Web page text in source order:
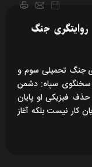
جنگ
جنگ تحمیلی سوم و
سخنگوی سپاه: دشمن
فیزیکی او پایان
کار نیست بلکه آغاز